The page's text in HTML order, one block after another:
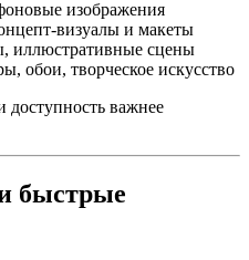
изображения
визуалы и макеты
иллюстративные сцены
обои, творческое искусство
доступность важнее
быстрые